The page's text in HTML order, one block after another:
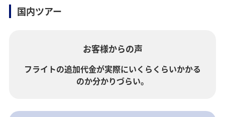
国内ツアー
お客様からの声
フライトの追加代金が実際にいくらくらいかかる
のか分かりづらい。